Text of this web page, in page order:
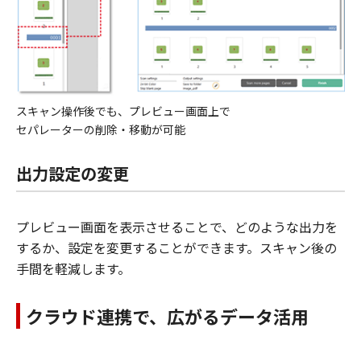
スキャン操作後でも、プレビュー画面上で
セパレーターの削除・移動が可能
出力設定の変更
プレビュー画面を表示させることで、どのような出力を
するか、設定を変更することができます。スキャン後の
手間を軽減します。
クラウド連携で、広がるデータ活用